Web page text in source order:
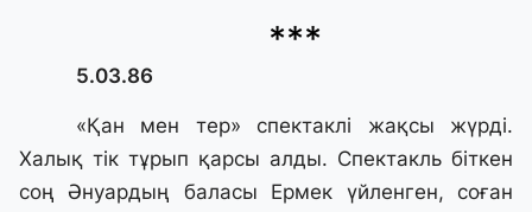
***
5.03.86
«Қан мен тер» спектаклі жақсы жүрдi.
Халық тiк тұрып қарсы алды. Спектакль бiткен
соң Әнуардың баласы Ермек үйленген, соған